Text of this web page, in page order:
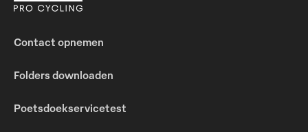
Contact opnemen
Folders downloaden
Poetsdoekservicetest